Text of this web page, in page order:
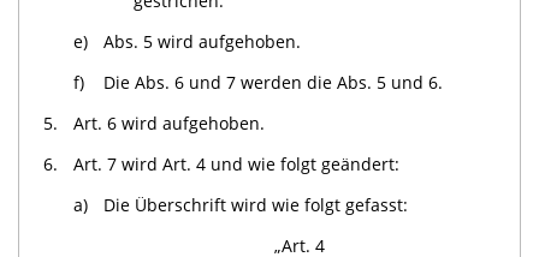
e)
Abs. 5 wird aufgehoben.
f)
Die Abs. 6 und 7 werden die Abs. 5 und 6.
5.
Art. 6 wird aufgehoben.
6.
Art. 7 wird Art. 4 und wie folgt geändert:
a)
Die Überschrift wird wie folgt gefasst:
„Art. 4